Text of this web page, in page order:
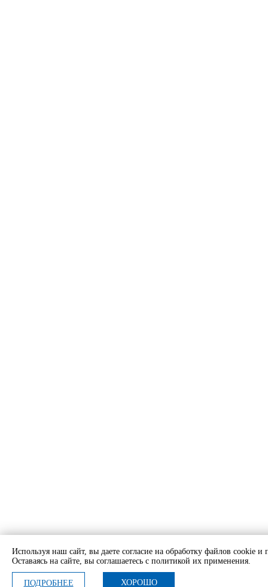
Используя наш сайт, вы даете согласие на обработку файлов cookie и
Оставаясь на сайте, вы соглашаетесь с политикой их применения.
ПОДРОБНЕЕ ХОРОШО